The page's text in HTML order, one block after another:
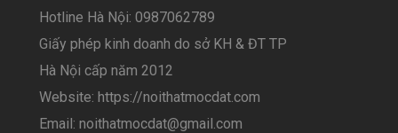
Hotline Hà Nội: 0987062789
Giấy phép kinh doanh do sở KH & ĐT TP
Hà Nội cấp năm 2012
Website: https://noithatmocdat.com
Email: noithatmocdat@gmail.com